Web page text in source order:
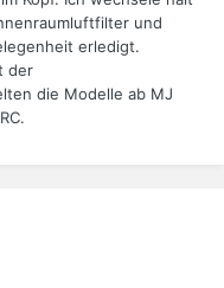
und
erledigt.
der
die Modelle ab MJ